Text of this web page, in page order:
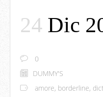
24 Dic
0
DUMMY'S
amore, borderline,